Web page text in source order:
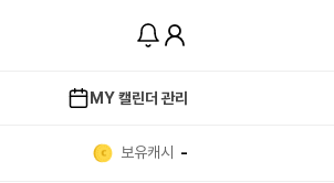
MY 캘린더 관리
보유캐시 -